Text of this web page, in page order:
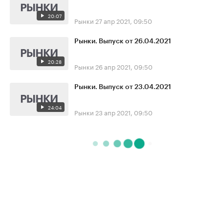
20:07 Рынки 27 апр 2021, 09:50
20:28
Рынки. Выпуск от 26.04.2021
Рынки 26 апр 2021, 09:50
24:04
Рынки. Выпуск от 23.04.2021
Рынки 23 апр 2021, 09:50